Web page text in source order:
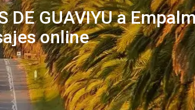
DE GUAVIYU a
online
Mejor